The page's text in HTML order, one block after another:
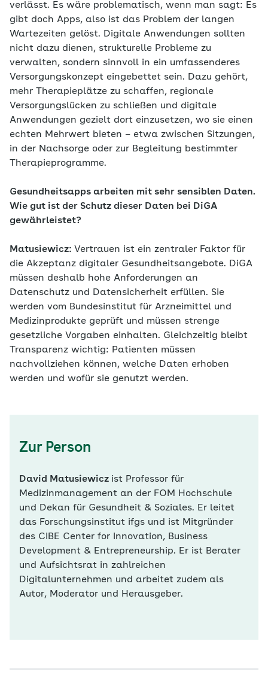
verlässt. Es wäre problematisch, wenn man sagt: Es
gibt doch Apps, also ist das Problem der langen
Wartezeiten gelöst. Digitale Anwendungen sollten
nicht dazu dienen, strukturelle Probleme zu
verwalten, sondern sinnvoll in ein umfassenderes
Versorgungskonzept eingebettet sein. Dazu gehört,
mehr Therapieplätze zu schaffen, regionale
Versorgungslücken zu schließen und digitale
Anwendungen gezielt dort einzusetzen, wo sie einen
echten Mehrwert bieten – etwa zwischen Sitzungen,
in der Nachsorge oder zur Begleitung bestimmter
Therapieprogramme.
Gesundheitsapps arbeiten mit sehr sensiblen Daten.
Wie gut ist der Schutz dieser Daten bei DiGA
gewährleistet?
Matusiewicz: Vertrauen ist ein zentraler Faktor für
die Akzeptanz digitaler Gesundheitsangebote. DiGA
müssen deshalb hohe Anforderungen an
Datenschutz und Datensicherheit erfüllen. Sie
werden vom Bundesinstitut für Arzneimittel und
Medizinprodukte geprüft und müssen strenge
gesetzliche Vorgaben einhalten. Gleichzeitig bleibt
Transparenz wichtig: Patienten müssen
nachvollziehen können, welche Daten erhoben
werden und wofür sie genutzt werden.
Zur Person
David Matusiewicz ist Professor für
Medizinmanagement an der FOM Hochschule
und Dekan für Gesundheit & Soziales. Er leitet
das Forschungsinstitut ifgs und ist Mitgründer
des CIBE Center for Innovation, Business
Development & Entrepreneurship. Er ist Berater
und Aufsichtsrat in zahlreichen
Digitalunternehmen und arbeitet zudem als
Autor, Moderator und Herausgeber.